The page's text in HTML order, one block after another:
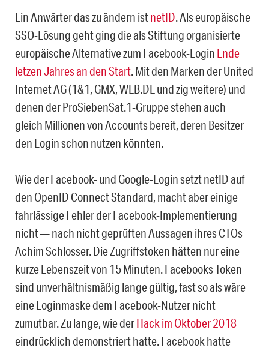
Ein Anwärter das zu ändern istnetID. Als europäische
SSO-Lösung geht ging die als Stiftung organisierte
europäische Alternative zum Facebook-Login Ende
letzen Jahres an den Start. Mit den Marken der United
Internet AG (1&1, GMX, WEB.DE und zig weitere) und
denen der ProSiebenSat.1-Gruppe stehen auch
gleich Millionen von Accounts bereit, deren Besitzer
den Login schon nutzen könnten.
Wie der Facebook- und Google-Login setzt netID auf
den OpenID Connect Standard, macht aber einige
fahrlässige Fehler der Facebook-Implementierung
nicht — nach nicht geprüften Aussagen ihres CTOs
Achim Schlosser. Die Zugriffstoken hätten nur eine
kurze Lebenszeit von 15 Minuten. Facebooks Token
sind unverhältnismäßig lange gültig, fast so als wäre
eine Loginmaske dem Facebook-Nutzer nicht
zumutbar. Zu lange, wie derHack im Oktober 2018
eindrücklich demonstriert hatte. Facebook hatte